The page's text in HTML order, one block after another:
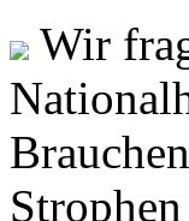
Wir